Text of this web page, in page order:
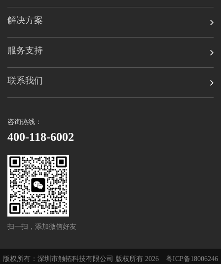
解决方案
服务支持
联系我们
咨询热线：
400-118-6002
扫一扫，添加微信好友
版权所有：深圳市触拓科技有限公司 版权所有 2026 粤ICP备18006246